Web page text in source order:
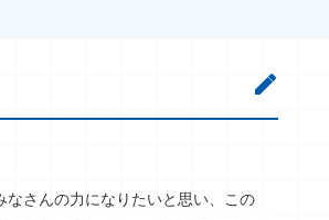
さんの力になりたいと思い、この